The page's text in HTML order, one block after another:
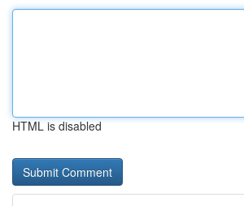
HTML is disabled